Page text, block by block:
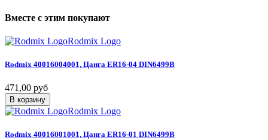
Вместе с этим покупают
Rodmix Logo
Rodmix 40016004001, Цанга ER16-04 DIN6499В
471,00 руб
В корзину
Rodmix Logo
Rodmix 40016001001, Цанга ER16-01 DIN6499В